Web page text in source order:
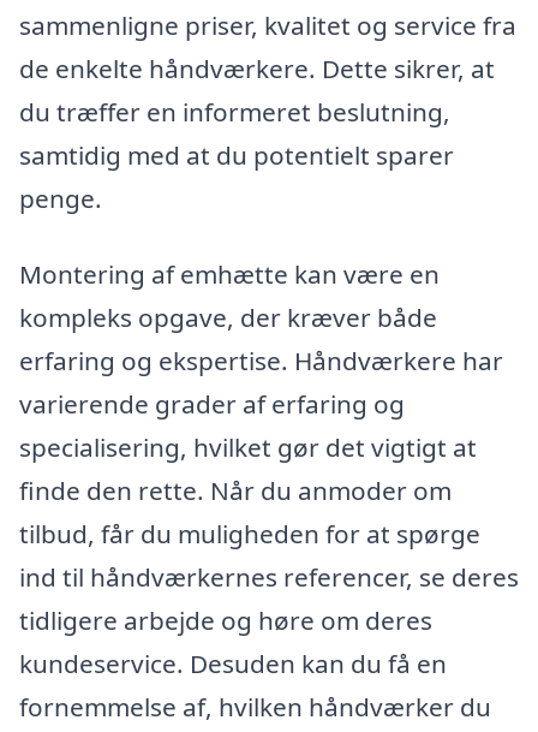
sammenligne priser, kvalitet og service fra
de enkelte håndværkere. Dette sikrer, at
du træffer en informeret beslutning,
samtidig med at du potentielt sparer
penge.
Montering af emhætte kan være en
kompleks opgave, der kræver både
erfaring og ekspertise. Håndværkere har
varierende grader af erfaring og
specialisering, hvilket gør det vigtigt at
finde den rette. Når du anmoder om
tilbud, får du muligheden for at spørge
ind til håndværkernes referencer, se deres
tidligere arbejde og høre om deres
kundeservice. Desuden kan du få en
fornemmelse af, hvilken håndværker du